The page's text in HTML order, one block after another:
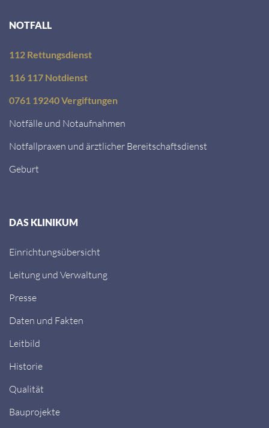
NOTFALL
112 Rettungsdienst
116 117 Notdienst
0761 19240 Vergiftungen
Notfälle und Notaufnahmen
Notfallpraxen und ärztlicher Bereitschaftsdienst
Geburt
DAS KLINIKUM
Einrichtungsübersicht
Leitung und Verwaltung
Presse
Daten und Fakten
Leitbild
Historie
Qualität
Bauprojekte